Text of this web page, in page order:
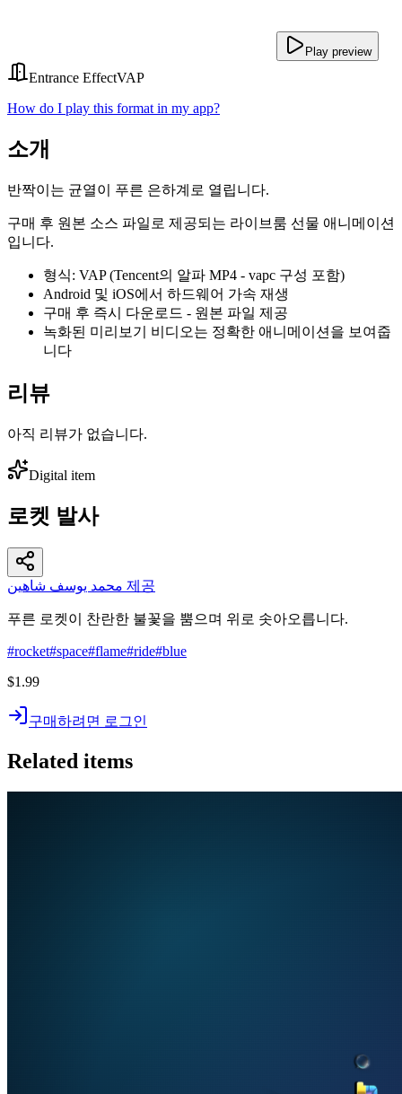
Play preview
Entrance EffectVAP
How do I play this format in my app?
소개
반짝이는 균열이 푸른 은하계로 열립니다.
구매 후 원본 소스 파일로 제공되는 라이브룸 선물 애니메이션
입니다.
형식: VAP (Tencent의 알파 MP4 - vapc 구성 포함)
Android 및 iOS에서 하드웨어 가속 재생
구매 후 즉시 다운로드 - 원본 파일 제공
녹화된 미리보기 비디오는 정확한 애니메이션을 보여줍
니다
리뷰
아직 리뷰가 없습니다.
Digital item
로켓 발사
محمد يوسف شاهين 제공
푸른 로켓이 찬란한 불꽃을 뿜으며 위로 솟아오릅니다.
#rocket#space#flame#ride#blue
$1.99
구매하려면 로그인
Related items